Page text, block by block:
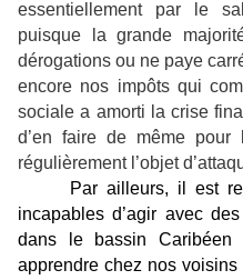
essentiellement par le
puisque la grande
dérogations ou ne paye
encore nos impôts qui
sociale a amorti la crise
d’en faire de même
régulièrement l’objet
Par ailleurs, il est
incapables d’agir avec
dans le bassin
apprendre chez nos